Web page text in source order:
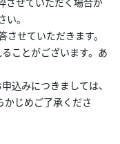
させていただく場合が
。
せていただきます。
ことがございます。あ
込みにつきましては、
かじめご了承くださ